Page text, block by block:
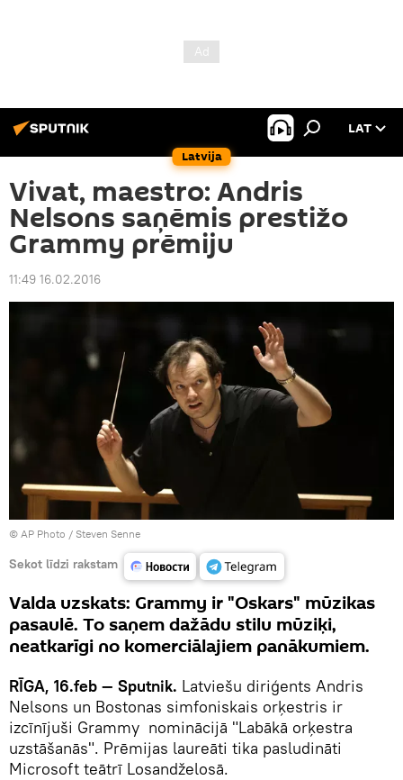
Latvija
LAT
Vivat, maestro: Andris
Nelsons saņēmis prestižo
Grammy prēmiju
11:49 16.02.2016
© AP Photo / Steven Senne
Sekot līdzi rakstam
Valda uzskats: Grammy ir "Oskars" mūzikas
pasaulē. To saņem dažādu stilu mūziķi,
neatkarīgi no komerciālajiem panākumiem.
RĪGA, 16.feb — Sputnik. Latviešu diriģents Andris
Nelsons un Bostonas simfoniskais orķestris ir
izcīnījuši Grammy nominācijā "Labākā orķestra
uzstāšanās". Prēmijas laureāti tika pasludināti
Microsoft teātrī Losandželosā.